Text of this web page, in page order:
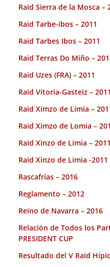
Raid Sierra de la Mosca –
Raid Tarbe-ibos – 2011
Raid Tarbes Ibos – 2011
Raid Terras Do Miño –
Raid Uzes (FRA) – 2011
Raid Vitoria-Gasteiz – 2011
Raid Ximzo de Limia –
Raid Ximzo de Lomia –
Raid Xinzo de Limia – 2011
Raid Xinzo de Limia -2011
Rascafrías – 2016
Reglamento – 2012
Reino de Navarra – 2016
Relación de Todos los
PRESIDENT CUP
Resultado del V Raid